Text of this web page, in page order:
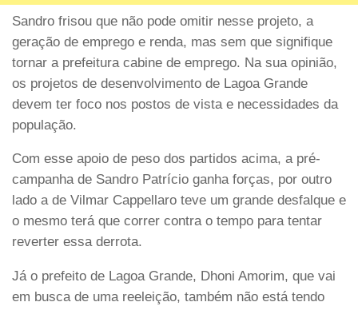
Sandro frisou que não pode omitir nesse projeto, a
geração de emprego e renda, mas sem que signifique
tornar a prefeitura cabine de emprego. Na sua opinião,
os projetos de desenvolvimento de Lagoa Grande
devem ter foco nos postos de vista e necessidades da
população.
Com esse apoio de peso dos partidos acima, a pré-
campanha de Sandro Patrício ganha forças, por outro
lado a de Vilmar Cappellaro teve um grande desfalque e
o mesmo terá que correr contra o tempo para tentar
reverter essa derrota.
Já o prefeito de Lagoa Grande, Dhoni Amorim, que vai
em busca de uma reeleição, também não está tendo